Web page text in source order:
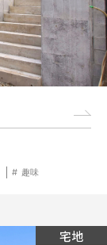
趣味
宅地